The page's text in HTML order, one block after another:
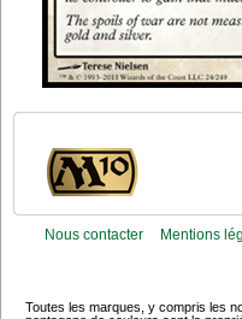
Nous contacter Mentions
Toutes les marques, y compris les